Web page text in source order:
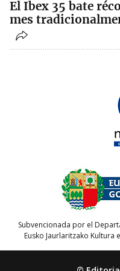
El Ibex 35 bate
mes
Subvencionada por el
Eusko Jaurlaritzako Kultura